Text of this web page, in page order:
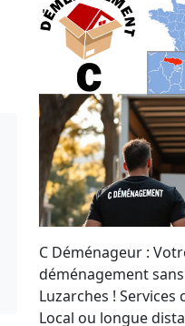
C Déménageur :
déménagement
Luzarches !
Local ou longue